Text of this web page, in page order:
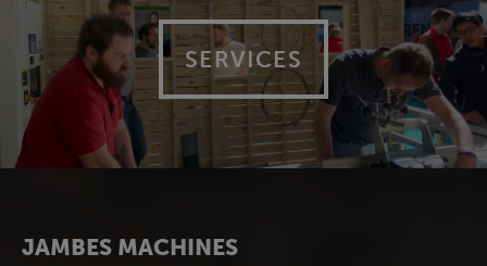
SERVICES
JAMBES MACHINES